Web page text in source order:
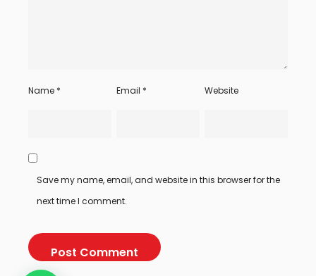
Name * Email * Website
Save my name, email, and website in this browser for the
next time I comment.